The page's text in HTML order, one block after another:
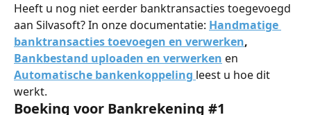
Heeft u nog niet eerder banktransacties toegevoegd
aan Silvasoft? In onze documentatie: Handmatige
banktransacties toevoegen en verwerken,
Bankbestand uploaden en verwerken en
Automatische bankenkoppeling leest u hoe dit
werkt.
Boeking voor Bankrekening #1